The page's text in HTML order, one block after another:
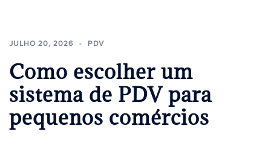
JULHO 20, 2026 PDV
Como escolher um
sistema de PDV para
pequenos comércios